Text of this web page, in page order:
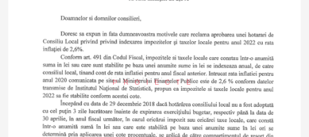
PROIECTE